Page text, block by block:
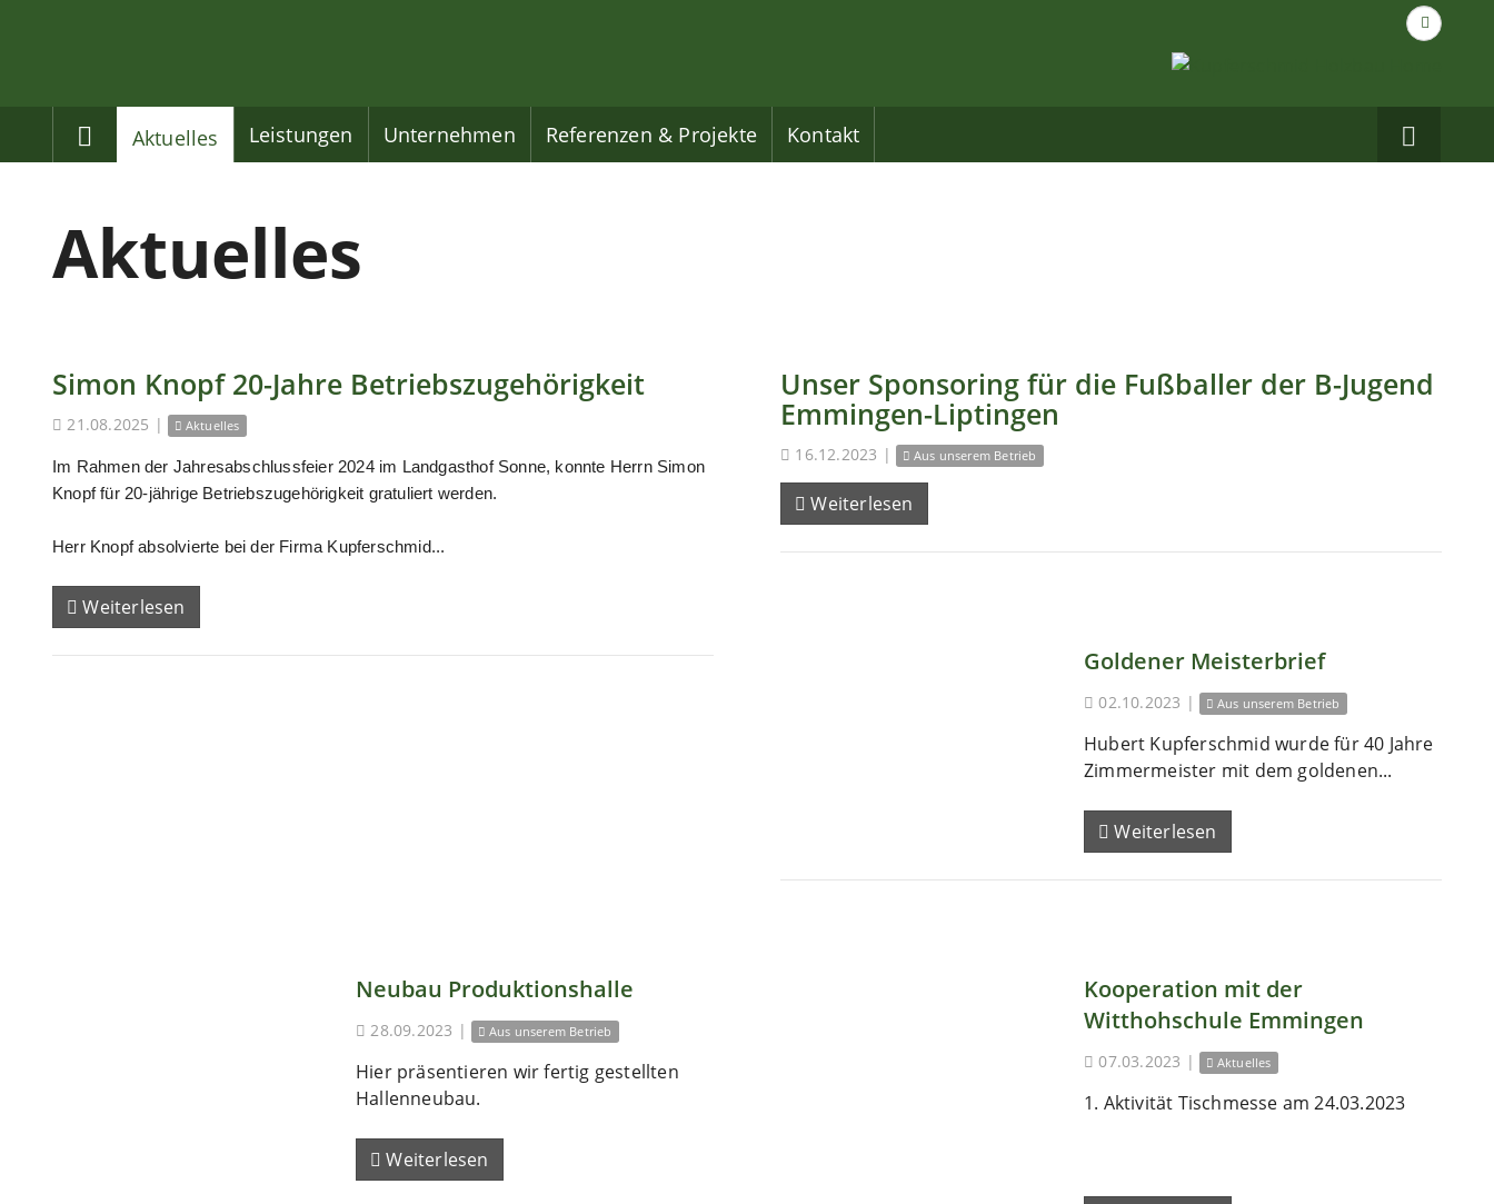
Suche
nach...
Home
Aktuelles Leistungen Unternehmen Referenzen & Projekte Kontakt
auf
Aktuelles
Simon Knopf 20-Jahre Betriebszugehörigkeit
21.08.2025 | Aktuelles
Im Rahmen der Jahresabschlussfeier 2024 im Landgasthof Sonne, konnte Herrn Simon
Knopf für 20-jährige Betriebszugehörigkeit gratuliert werden.
Herr Knopf absolvierte bei der Firma Kupferschmid...
Weiterlesen
Unser Sponsoring für die Fußballer der B-Jugend
Emmingen-Liptingen
16.12.2023 | Aus unserem Betrieb
Weiterlesen
Goldener Meisterbrief
02.10.2023 | Aus unserem Betrieb
Hubert Kupferschmid wurde für 40 Jahre
Zimmermeister mit dem goldenen...
Weiterlesen
Neubau Produktionshalle
28.09.2023 | Aus unserem Betrieb
Hier präsentieren wir fertig gestellten
Hallenneubau.
Weiterlesen
Kooperation mit der
Witthohschule Emmingen
07.03.2023 | Aktuelles
1. Aktivität Tischmesse am 24.03.2023